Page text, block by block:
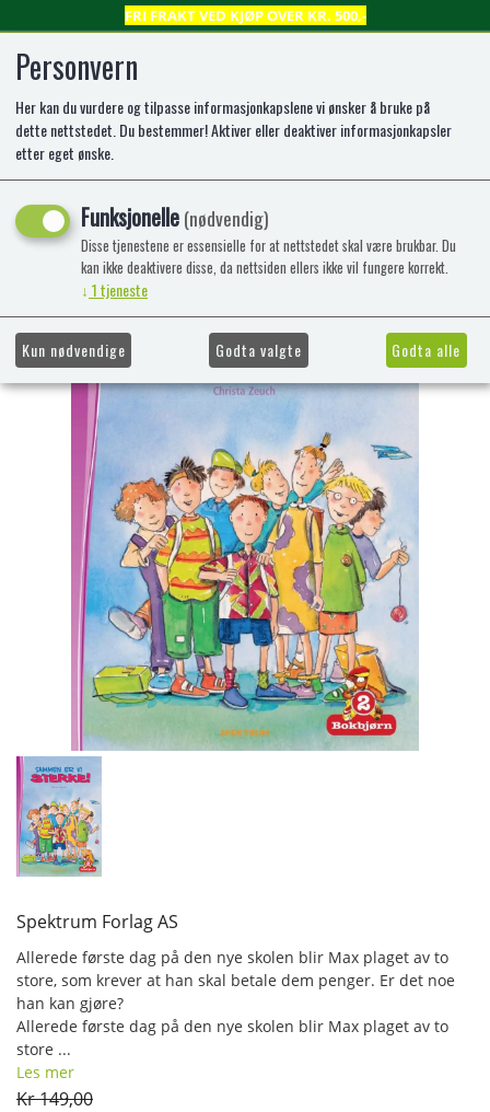
FRI FRAKT VED KJØP OVER KR. 500,-
0
Bokbjørn: Sammen er vi sterke! (2)
Lettlest bok for nybegynnere
Kampanje -47%
Spektrum Forlag AS
Allerede første dag på den nye skolen blir Max plaget av to
store, som krever at han skal betale dem penger. Er det noe
han kan gjøre?
Allerede første dag på den nye skolen blir Max plaget av to
store ...
Les mer
Kr 149,00
Personvern
Her kan du vurdere og tilpasse informasjonkapslene vi ønsker å bruke på
dette nettstedet. Du bestemmer! Aktiver eller deaktiver informasjonkapsler
etter eget ønske.
Funksjonelle(nødvendig)
Disse tjenestene er essensielle for at nettstedet skal være brukbar. Du
kan ikke deaktivere disse, da nettsiden ellers ikke vil fungere korrekt.
↓ 1tjeneste
Kun nødvendige Godta valgte Godta alle